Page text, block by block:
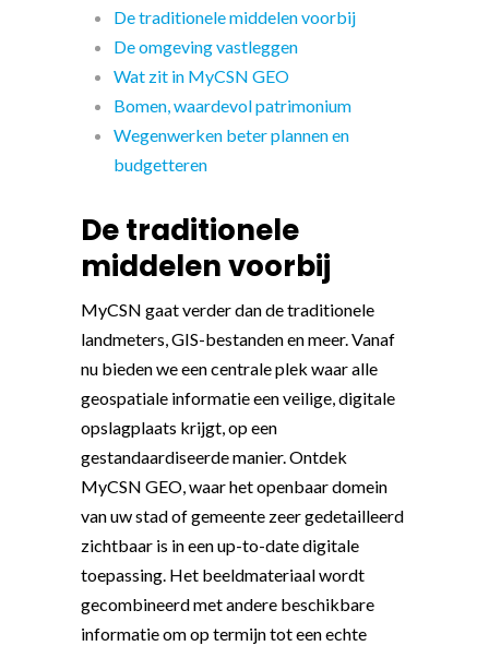
De traditionele middelen voorbij
De omgeving vastleggen
Wat zit in MyCSN GEO
Bomen, waardevol patrimonium
Wegenwerken beter plannen en
budgetteren
De traditionele
middelen voorbij
MyCSN gaat verder dan de traditionele
landmeters, GIS-bestanden en meer. Vanaf
nu bieden we een centrale plek waar alle
geospatiale informatie een veilige, digitale
opslagplaats krijgt, op een
gestandaardiseerde manier. Ontdek
MyCSN GEO, waar het openbaar domein
van uw stad of gemeente zeer gedetailleerd
zichtbaar is in een up-to-date digitale
toepassing. Het beeldmateriaal wordt
gecombineerd met andere beschikbare
informatie om op termijn tot een echte